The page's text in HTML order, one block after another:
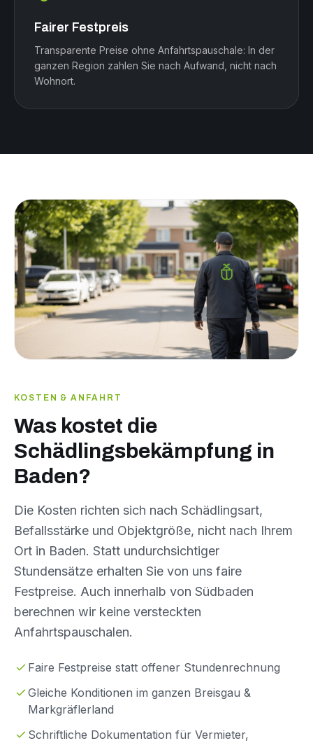
Fairer Festpreis
Transparente Preise ohne Anfahrtspauschale: In der
ganzen Region zahlen Sie nach Aufwand, nicht nach
Wohnort.
KOSTEN & ANFAHRT
Was kostet die
Schädlingsbekämpfung in
Baden?
Die Kosten richten sich nach Schädlingsart,
Befallsstärke und Objektgröße, nicht nach Ihrem
Ort in Baden. Statt undurchsichtiger
Stundensätze erhalten Sie von uns faire
Festpreise. Auch innerhalb von Südbaden
berechnen wir keine versteckten
Anfahrtspauschalen.
Faire Festpreise statt offener Stundenrechnung
Gleiche Konditionen im ganzen Breisgau &
Markgräflerland
Schriftliche Dokumentation für Vermieter,